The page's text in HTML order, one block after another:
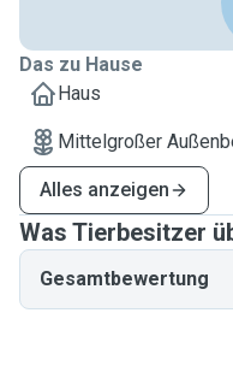
Das zu Hause
Haus
Mittelgroßer
Alles anzeigen
Was Tierbesitzer
Gesamtbewertung